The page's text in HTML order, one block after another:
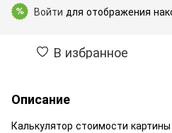
% Войти для отображения
В избранное
Описание
Калькулятор стоимости